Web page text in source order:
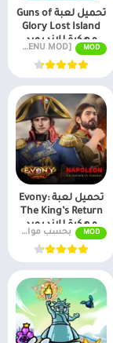
تحميل لعبة Guns of
Glory Lost Island
مهكرة للاندرويد
MOD v11.12.300 MOD APK [MENU MOD] لنظام Android
تحميل لعبة Evony:
The King’s Return
مهكرة للاندرويد
MOD بحسب مواصفات الجهاز